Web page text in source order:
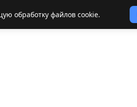
обработку файлов cookie.